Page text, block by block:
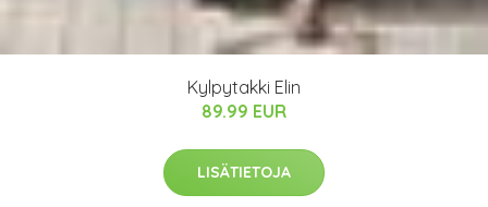
Kylpytakki Elin
89.99 EUR
LISÄTIETOJA